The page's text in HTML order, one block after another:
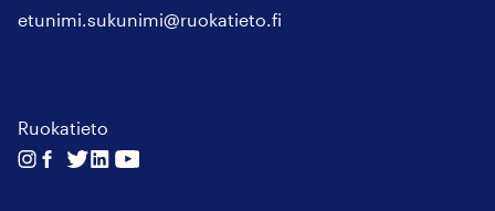
etunimi.sukunimi@ruokatieto.fi
Ruokatieto
Seuraa
Seuraa
Seuraa
SeuraaSeuraa